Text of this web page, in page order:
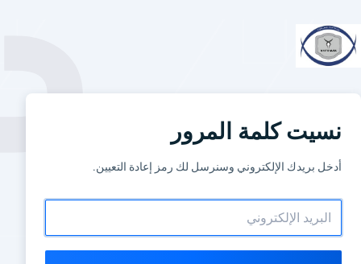
نسيت كلمة المرور
أدخل بريدك الإلكتروني وسنرسل لك رمز إعادة التعيين.